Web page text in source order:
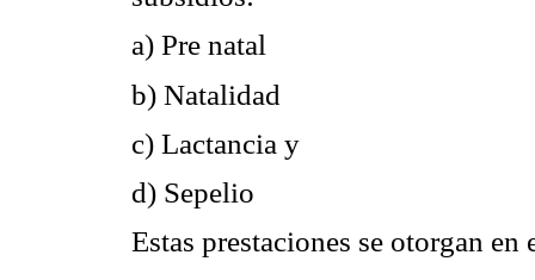
a) Pre natal
b) Natalidad
c) Lactancia y
d) Sepelio
Estas prestaciones se otorgan en